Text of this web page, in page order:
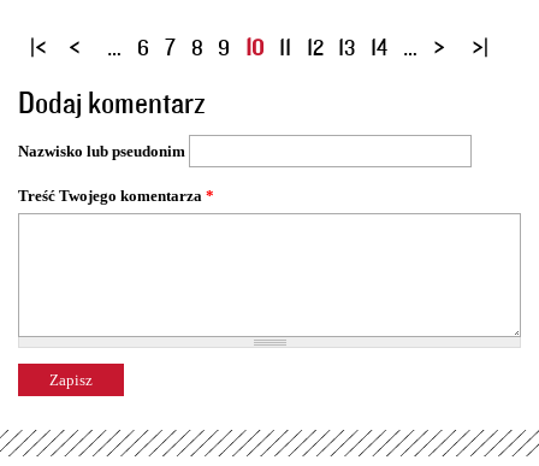
S
r
o
y
… 6 7 8 9 10 11 12 13 14 …
Dodaj komentarz
Nazwisko lub pseudonim
Treść Twojego komentarza *